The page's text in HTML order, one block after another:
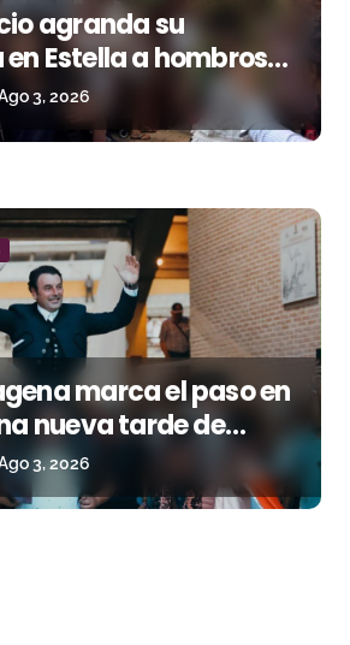
agranda su
Estella a hombros
Hermoso
3, 2026
marca el paso en
nueva tarde de
3, 2026